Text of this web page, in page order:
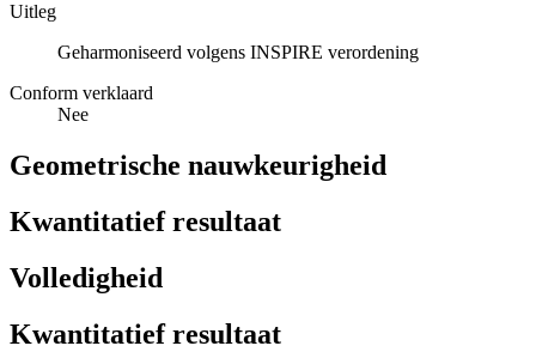
Uitleg
Geharmoniseerd volgens INSPIRE verordening
Conform verklaard
Nee
Geometrische nauwkeurigheid
Kwantitatief resultaat
Volledigheid
Kwantitatief resultaat